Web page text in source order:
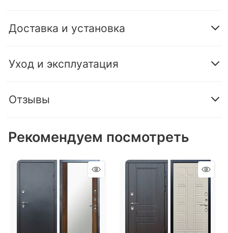
Доставка и установка
Уход и эксплуатация
Отзывы
Рекомендуем посмотреть